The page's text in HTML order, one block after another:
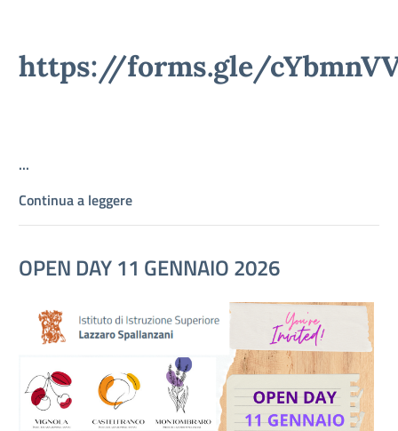
https://forms.gle/
...
Continua a leggere
OPEN DAY 11 GENNAIO 2026